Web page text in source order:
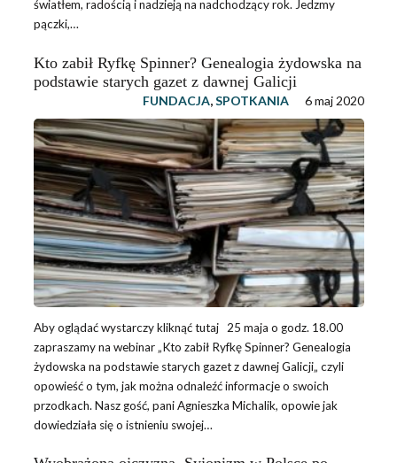
światłem, radością i nadzieją na nadchodzący rok. Jedzmy
pączki,…
Kto zabił Ryfkę Spinner? Genealogia żydowska na
podstawie starych gazet z dawnej Galicji
FUNDACJA,SPOTKANIA 6 maj 2020
Aby oglądać wystarczy kliknąć tutaj 25 maja o godz. 18.00
zapraszamy na webinar „Kto zabił Ryfkę Spinner? Genealogia
żydowska na podstawie starych gazet z dawnej Galicji„ czyli
opowieść o tym, jak można odnaleźć informacje o swoich
przodkach. Nasz gość, pani Agnieszka Michalik, opowie jak
dowiedziała się o istnieniu swojej…